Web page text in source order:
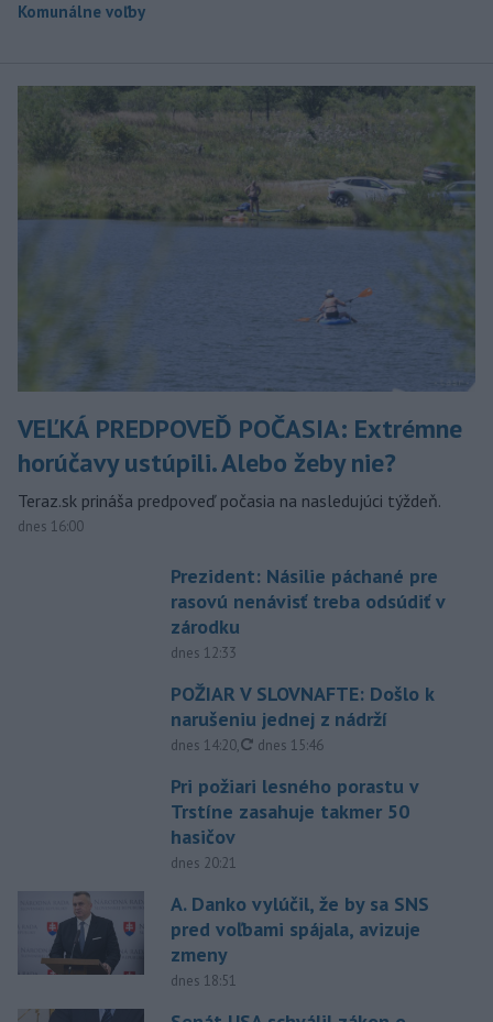
Komunálne voľby
VEĽKÁ PREDPOVEĎ POČASIA: Extrémne
horúčavy ustúpili. Alebo žeby nie?
Teraz.sk prináša predpoveď počasia na nasledujúci týždeň.
dnes 16:00
Prezident: Násilie páchané pre
rasovú nenávisť treba odsúdiť v
zárodku
dnes 12:33
POŽIAR V SLOVNAFTE: Došlo k
narušeniu jednej z nádrží
dnes 14:20, aktualizované
dnes 15:46
Pri požiari lesného porastu v
Trstíne zasahuje takmer 50
hasičov
dnes 20:21
A. Danko vylúčil, že by sa SNS
pred voľbami spájala, avizuje
zmeny
dnes 18:51